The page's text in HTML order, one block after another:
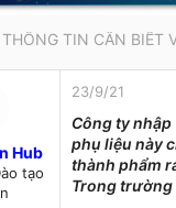
Hub
tạo
23/9/21
Công ty
phụ liệu này
thành phẩm
Trong trường